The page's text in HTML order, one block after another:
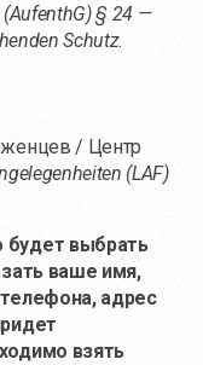
§ 24 —
Schutz.
/ Центр
(LAF)
выбрать
ваше имя,
адрес
взять